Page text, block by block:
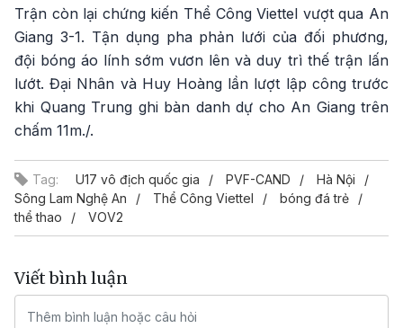
Trận còn lại chứng kiến Thể Công Viettel vượt qua An
Giang 3-1. Tận dụng pha phản lưới của đối phương,
đội bóng áo lính sớm vươn lên và duy trì thế trận lấn
lướt. Đại Nhân và Huy Hoàng lần lượt lập công trước
khi Quang Trung ghi bàn danh dự cho An Giang trên
chấm 11m./.
Tag: U17 vô địch quốc gia PVF-CAND
Hà Nội
Sông Lam Nghệ An
Thể Công Viettel
bóng đá trẻ
thể thao
VOV2
Viết bình luận